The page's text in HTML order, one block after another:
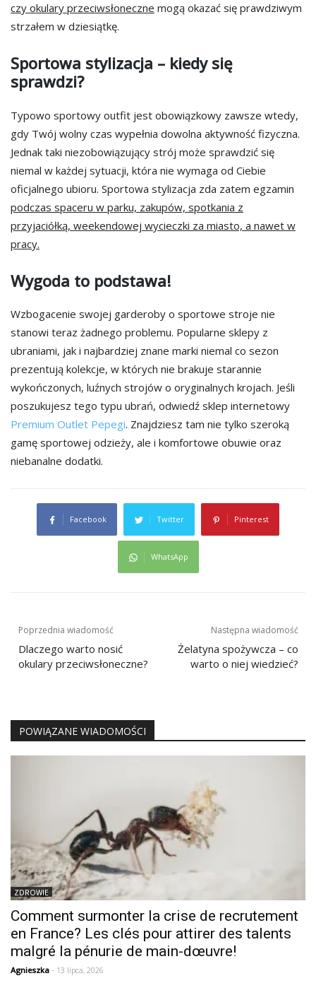
czy okulary przeciwsłoneczne mogą okazać się prawdziwym
strzałem w dziesiątkę.
Sportowa stylizacja – kiedy się
sprawdzi?
Typowo sportowy outfit jest obowiązkowy zawsze wtedy,
gdy Twój wolny czas wypełnia dowolna aktywność fizyczna.
Jednak taki niezobowiązujący strój może sprawdzić się
niemal w każdej sytuacji, która nie wymaga od Ciebie
oficjalnego ubioru. Sportowa stylizacja zda zatem egzamin
podczas spaceru w parku, zakupów, spotkania z
przyjaciółką, weekendowej wycieczki za miasto, a nawet w
pracy.
Wygoda to podstawa!
Wzbogacenie swojej garderoby o sportowe stroje nie
stanowi teraz żadnego problemu. Popularne sklepy z
ubraniami, jak i najbardziej znane marki niemal co sezon
prezentują kolekcje, w których nie brakuje starannie
wykończonych, luźnych strojów o oryginalnych krojach. Jeśli
poszukujesz tego typu ubrań, odwiedź sklep internetowy
Premium Outlet Pepegi. Znajdziesz tam nie tylko szeroką
gamę sportowej odzieży, ale i komfortowe obuwie oraz
niebanalne dodatki.
Facebook Twitter Pinterest
WhatsApp
Nawigacja
wpisu
Poprzednia wiadomość
Dlaczego warto nosić
okulary przeciwsłoneczne?
Następna wiadomość
Żelatyna spożywcza – co
warto o niej wiedzieć?
POWIĄZANE WIADOMOŚCI
ZDROWIE
Comment surmonter la crise de recrutement
en France? Les clés pour attirer des talents
malgré la pénurie de main-dœuvre!
Agnieszka - 13 lipca, 2026